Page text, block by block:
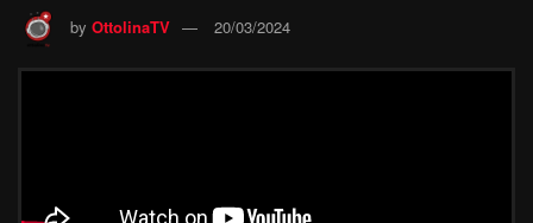
by OttolinaTV 20/03/2024